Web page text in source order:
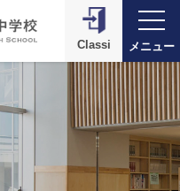
Classi メニュー